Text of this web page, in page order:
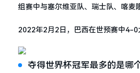
组赛中与塞尔维亚队、瑞士队、喀麦
2022年2月2日，巴西在世预赛中4-0
夺得世界杯冠军最多的是哪